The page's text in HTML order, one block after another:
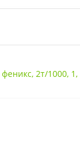
феникс, 2т/1000, 1,